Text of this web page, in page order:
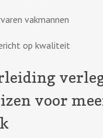
vakmannen
op kwaliteit
voor